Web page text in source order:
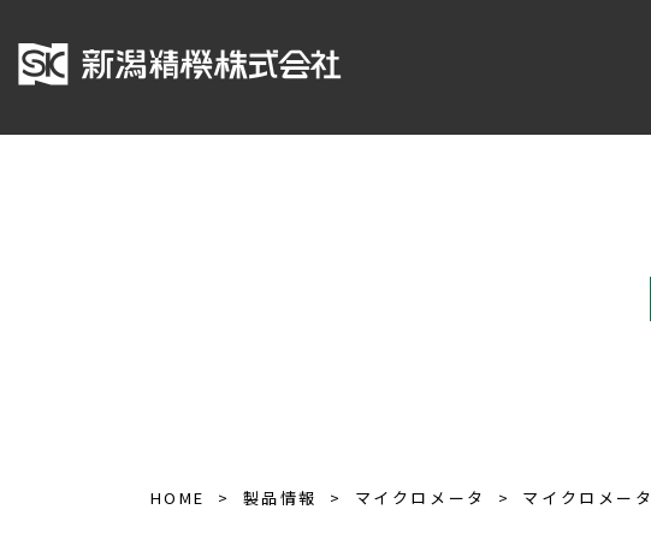
HOME 製品情報 マイクロメータ マイクロメータ